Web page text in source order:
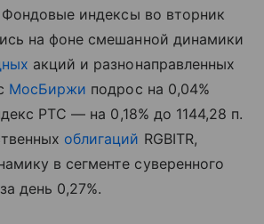
Фондовые индексы во вторник
на фоне смешанной динамики
акций и разнонаправленных
МосБиржи подрос на 0,04%
РТС — на 0,18% до 1144,28 п.
облигаций RGBITR,
в сегменте суверенного
день 0,27%.